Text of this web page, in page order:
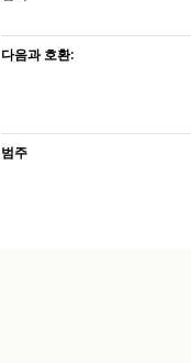
다음과 호환:
범주